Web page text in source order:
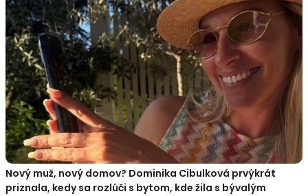
Nový muž, nový domov? Dominika Cibulková prvýkrát
priznala, kedy sa rozlúči s bytom, kde žila s bývalým